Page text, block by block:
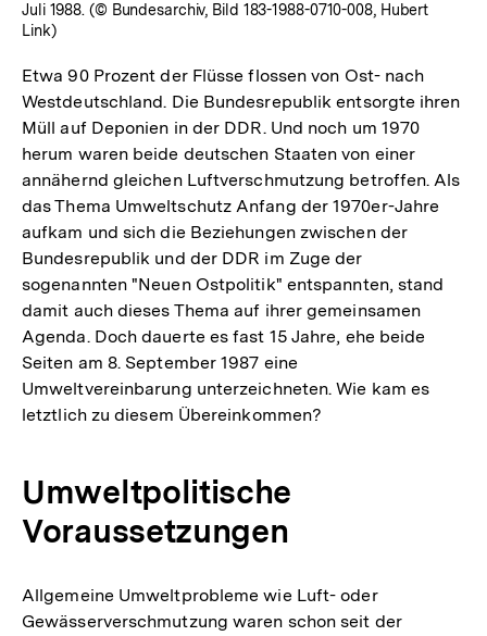
Juli 1988. (© Bundesarchiv, Bild 183-1988-0710-008, Hubert
Link)
Etwa 90 Prozent der Flüsse flossen von Ost- nach
Westdeutschland. Die Bundesrepublik entsorgte ihren
Müll auf Deponien in der DDR. Und noch um 1970
herum waren beide deutschen Staaten von einer
annähernd gleichen Luftverschmutzung betroffen. Als
das Thema Umweltschutz Anfang der 1970er-Jahre
aufkam und sich die Beziehungen zwischen der
Bundesrepublik und der DDR im Zuge der
sogenannten "Neuen Ostpolitik" entspannten, stand
damit auch dieses Thema auf ihrer gemeinsamen
Agenda. Doch dauerte es fast 15 Jahre, ehe beide
Seiten am 8. September 1987 eine
Umweltvereinbarung unterzeichneten. Wie kam es
letztlich zu diesem Übereinkommen?
Umweltpolitische
Voraussetzungen
Allgemeine Umweltprobleme wie Luft- oder
Gewässerverschmutzung waren schon seit der